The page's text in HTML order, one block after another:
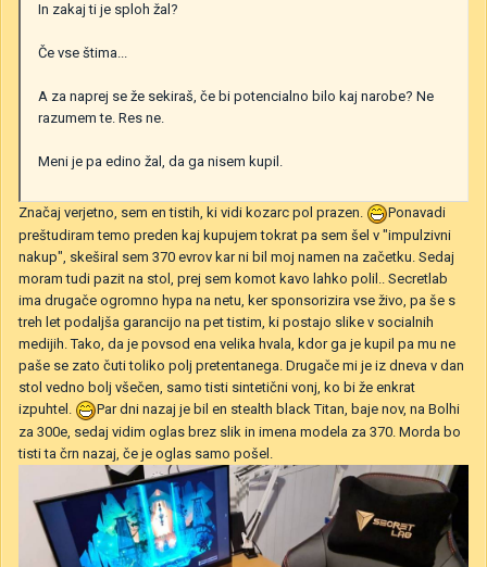
In zakaj ti je sploh žal?
Če vse štima...
A za naprej se že sekiraš, če bi potencialno bilo kaj narobe? Ne
razumem te. Res ne.
Meni je pa edino žal, da ga nisem kupil.
Značaj verjetno, sem en tistih, ki vidi kozarc pol prazen.
Ponavadi
preštudiram temo preden kaj kupujem tokrat pa sem šel v "impulzivni
nakup", skeširal sem 370 evrov kar ni bil moj namen na začetku. Sedaj
moram tudi pazit na stol, prej sem komot kavo lahko polil.. Secretlab
ima drugače ogromno hypa na netu, ker sponsorizira vse živo, pa še s
treh let podaljša garancijo na pet tistim, ki postajo slike v socialnih
medijih. Tako, da je povsod ena velika hvala, kdor ga je kupil pa mu ne
paše se zato čuti toliko polj pretentanega. Drugače mi je iz dneva v dan
stol vedno bolj všečen, samo tisti sintetični vonj, ko bi že enkrat
izpuhtel.
Par dni nazaj je bil en stealth black Titan, baje nov, na Bolhi
za 300e, sedaj vidim oglas brez slik in imena modela za 370. Morda bo
tisti ta črn nazaj, če je oglas samo pošel.